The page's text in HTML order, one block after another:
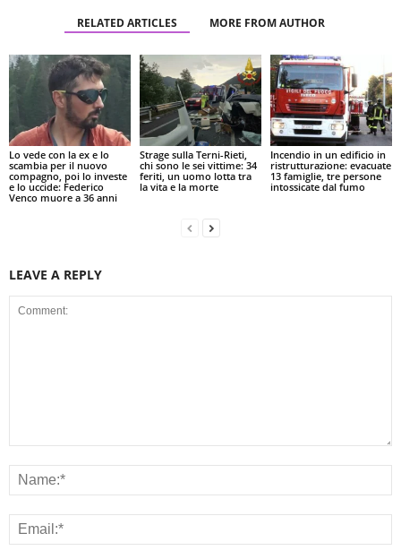
RELATED ARTICLES MORE FROM AUTHOR
Lo vede con la ex e lo
scambia per il nuovo
compagno, poi lo investe
e lo uccide: Federico
Venco muore a 36 anni
Strage sulla Terni-Rieti,
chi sono le sei vittime: 34
feriti, un uomo lotta tra
la vita e la morte
Incendio in un edificio in
ristrutturazione: evacuate
13 famiglie, tre persone
intossicate dal fumo
LEAVE A REPLY